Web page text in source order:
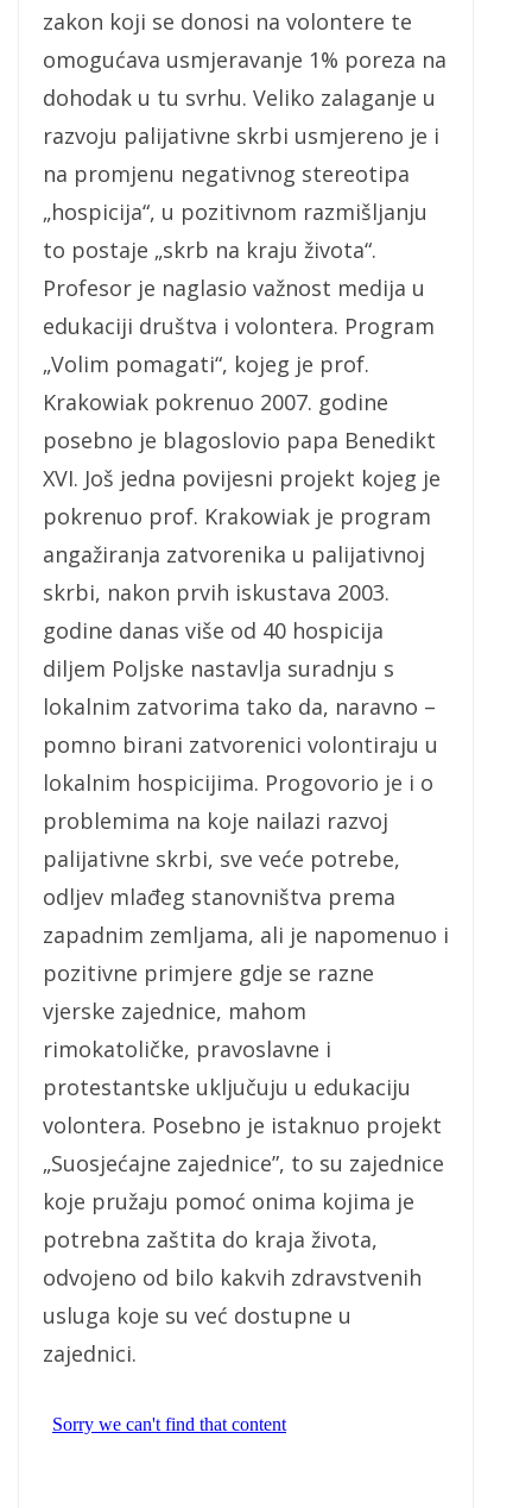
zakon koji se donosi na volontere te
omogućava usmjeravanje 1% poreza na
dohodak u tu svrhu. Veliko zalaganje u
razvoju palijativne skrbi usmjereno je i
na promjenu negativnog stereotipa
„hospicija“, u pozitivnom razmišljanju
to postaje „skrb na kraju života“.
Profesor je naglasio važnost medija u
edukaciji društva i volontera. Program
„Volim pomagati“, kojeg je prof.
Krakowiak pokrenuo 2007. godine
posebno je blagoslovio papa Benedikt
XVI. Još jedna povijesni projekt kojeg je
pokrenuo prof. Krakowiak je program
angažiranja zatvorenika u palijativnoj
skrbi, nakon prvih iskustava 2003.
godine danas više od 40 hospicija
diljem Poljske nastavlja suradnju s
lokalnim zatvorima tako da, naravno –
pomno birani zatvorenici volontiraju u
lokalnim hospicijima. Progovorio je i o
problemima na koje nailazi razvoj
palijativne skrbi, sve veće potrebe,
odljev mlađeg stanovništva prema
zapadnim zemljama, ali je napomenuo i
pozitivne primjere gdje se razne
vjerske zajednice, mahom
rimokatoličke, pravoslavne i
protestantske uključuju u edukaciju
volontera. Posebno je istaknuo projekt
„Suosjećajne zajednice”, to su zajednice
koje pružaju pomoć onima kojima je
potrebna zaštita do kraja života,
odvojeno od bilo kakvih zdravstvenih
usluga koje su već dostupne u
zajednici.